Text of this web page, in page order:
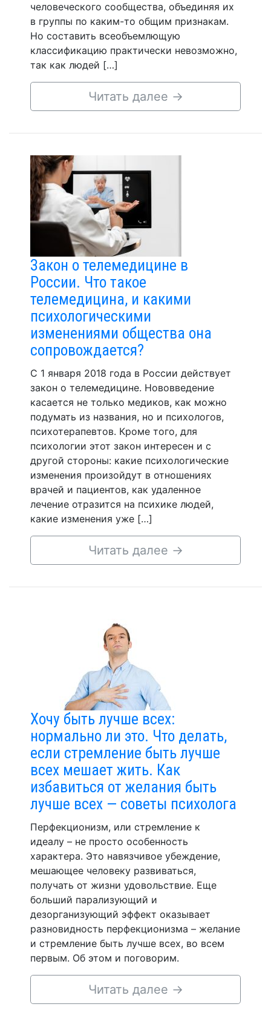
человеческого сообщества, объединяя их
в группы по каким-то общим признакам.
Но составить всеобъемлющую
классификацию практически невозможно,
так как людей […]
Читать далее →
Закон о телемедицине в
России. Что такое
телемедицина, и какими
психологическими
изменениями общества она
сопровождается?
С 1 января 2018 года в России действует
закон о телемедицине. Нововведение
касается не только медиков, как можно
подумать из названия, но и психологов,
психотерапевтов. Кроме того, для
психологии этот закон интересен и с
другой стороны: какие психологические
изменения произойдут в отношениях
врачей и пациентов, как удаленное
лечение отразится на психике людей,
какие изменения уже […]
Читать далее →
Хочу быть лучше всех:
нормально ли это. Что делать,
если стремление быть лучше
всех мешает жить. Как
избавиться от желания быть
лучше всех — советы психолога
Перфекционизм, или стремление к
идеалу – не просто особенность
характера. Это навязчивое убеждение,
мешающее человеку развиваться,
получать от жизни удовольствие. Еще
больший парализующий и
дезорганизующий эффект оказывает
разновидность перфекционизма – желание
и стремление быть лучше всех, во всем
первым. Об этом и поговорим.
Читать далее →